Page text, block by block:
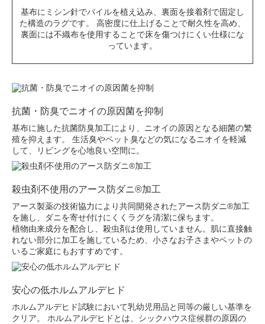
基布にミシン針でパイルを植え込み、裏面を接着剤で固定し
た構造のラグです。 高密度に仕上げることで耐久性を高め、
裏面には不織布を使用することで床を傷つけにくい仕様にな
っています。
抗菌・防臭でニオイの原因菌を抑制
基布に施した抗菌防臭加工により、ニオイの原因となる細菌の繁
殖を抑えます。 生活臭やペット臭などの気になるニオイを軽減
して、リビングを心地良い空間に。
殺虫剤不使用のアース防ダニ®加工
アース製薬の技術協力により共同開発されたアース防ダニ®加工
を施し、ダニを寄せ付けにくくラグを清潔に保ちます。
植物由来成分を配合し、殺虫剤は使用していません。肌に直接触
れない部分に加工を施しているため、小さなお子さまやペットの
いるご家庭にもおすすめです。
安心の低ホルムアルデヒド
ホルムアルデヒド試験において乳幼児用品と同等の厳しい基準を
クリア。 ホルムアルデヒドとは、シックハウス症候群の原因の